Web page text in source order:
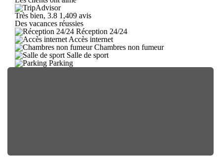
Très bien, 3.8 1,409 avis
Des vacances réussies
Réception 24/24
Accès internet
Chambres non fumeur
Salle de sport
Parking